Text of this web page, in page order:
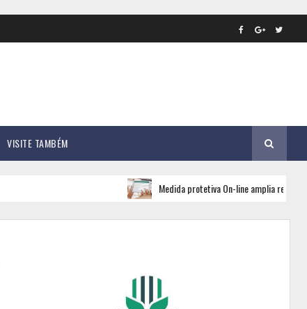
VISITE TAMBÉM
Medida protetiva On-line amplia rede de apoio e